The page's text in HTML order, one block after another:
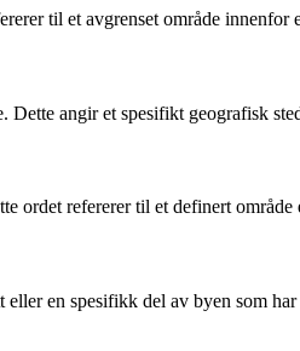
til et avgrenset område innenfor
Dette angir et spesifikt geografisk
ordet refererer til et definert område
en spesifikk del av byen som